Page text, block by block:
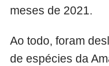
meses de 2021.
Ao todo, foram
de espécies da